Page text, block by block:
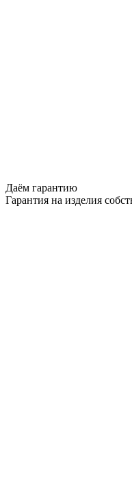
Даём гарантию
Гарантия на изделия